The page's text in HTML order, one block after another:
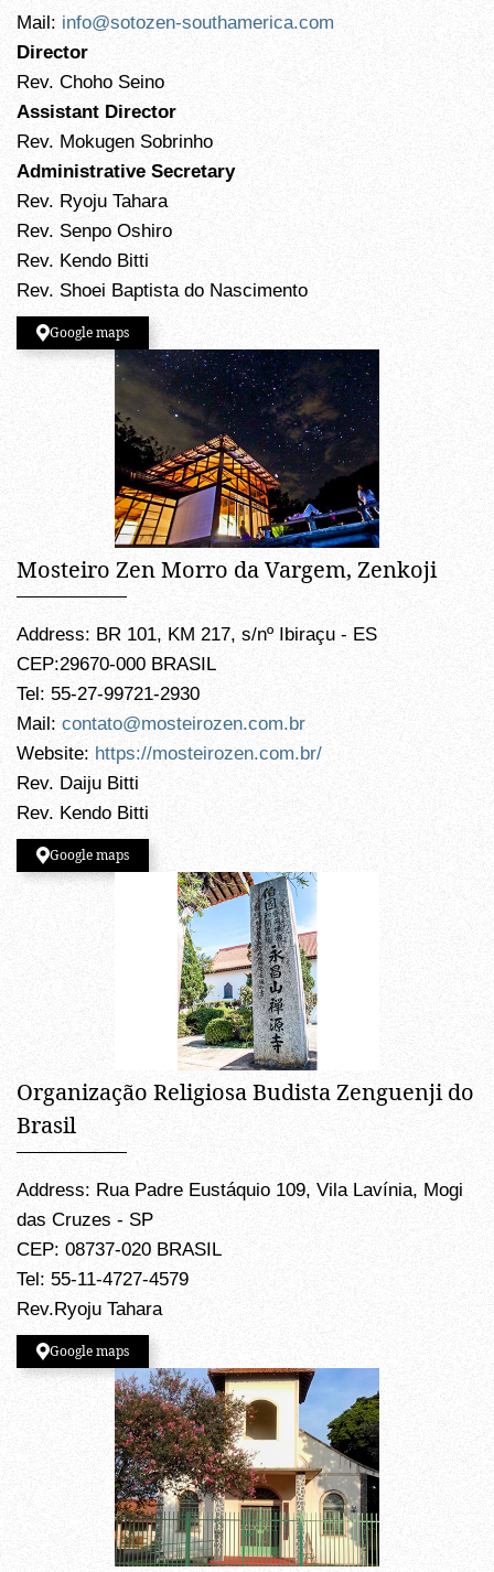
Mail: info@sotozen-southamerica.com
Director
Rev. Choho Seino
Assistant Director
Rev. Mokugen Sobrinho
Administrative Secretary
Rev. Ryoju Tahara
Rev. Senpo Oshiro
Rev. Kendo Bitti
Rev. Shoei Baptista do Nascimento
Google maps
Mosteiro Zen Morro da Vargem, Zenkoji
Address: BR 101, KM 217, s/nº Ibiraçu - ES
CEP:29670-000 BRASIL
Tel: 55-27-99721-2930
Mail: contato@mosteirozen.com.br
Website: https://mosteirozen.com.br/
Rev. Daiju Bitti
Rev. Kendo Bitti
Google maps
Organização Religiosa Budista Zenguenji do
Brasil
Address: Rua Padre Eustáquio 109, Vila Lavínia, Mogi
das Cruzes - SP
CEP: 08737-020 BRASIL
Tel: 55-11-4727-4579
Rev.Ryoju Tahara
Google maps